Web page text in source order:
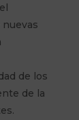
de los
de la